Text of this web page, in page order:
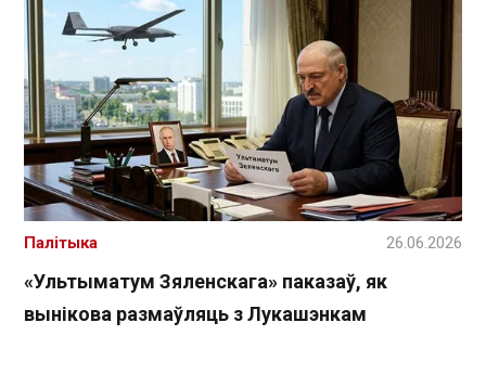
«Ультыматум Зяленскага» паказаў, як
вынікова размаўляць з Лукашэнкам
Палітыка 26.06.2026